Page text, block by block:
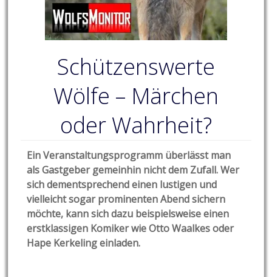
Schützenswerte
Wölfe – Märchen
oder Wahrheit?
Ein Veranstaltungsprogramm überlässt man
als Gastgeber gemeinhin nicht dem Zufall. Wer
sich dementsprechend einen lustigen und
vielleicht sogar prominenten Abend sichern
möchte, kann sich dazu beispielsweise einen
erstklassigen Komiker wie Otto Waalkes oder
Hape Kerkeling einladen.